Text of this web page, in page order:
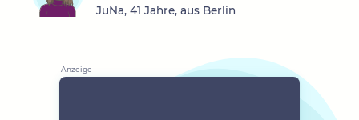
JuNa, 41 Jahre, aus Berlin